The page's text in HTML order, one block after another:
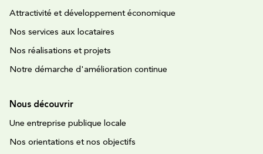
Attractivité et développement économique
Nos services aux locataires
Nos réalisations et projets
Notre démarche d'amélioration continue
Nous découvrir
Une entreprise publique locale
Nos orientations et nos objectifs